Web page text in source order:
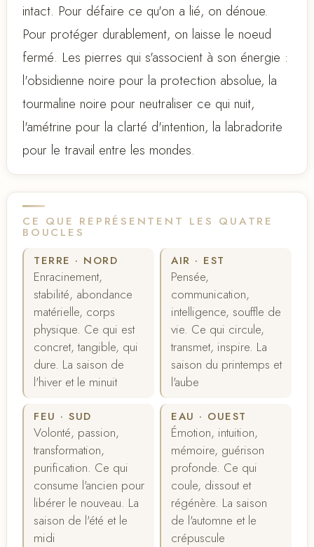
intact. Pour défaire ce qu'on a lié, on dénoue.
Pour protéger durablement, on laisse le noeud
fermé. Les pierres qui s'associent à son énergie :
l'obsidienne noire pour la protection absolue, la
tourmaline noire pour neutraliser ce qui nuit,
l'amétrine pour la clarté d'intention, la labradorite
pour le travail entre les mondes.
CE QUE REPRÉSENTENT LES QUATRE
BOUCLES
TERRE · NORD
Enracinement,
stabilité, abondance
matérielle, corps
physique. Ce qui est
concret, tangible, qui
dure. La saison de
l'hiver et le minuit
AIR · EST
Pensée,
communication,
intelligence, souffle de
vie. Ce qui circule,
transmet, inspire. La
saison du printemps et
l'aube
FEU · SUD
Volonté, passion,
transformation,
purification. Ce qui
consume l'ancien pour
libérer le nouveau. La
saison de l'été et le
midi
EAU · OUEST
Émotion, intuition,
mémoire, guérison
profonde. Ce qui
coule, dissout et
régénère. La saison
de l'automne et le
crépuscule